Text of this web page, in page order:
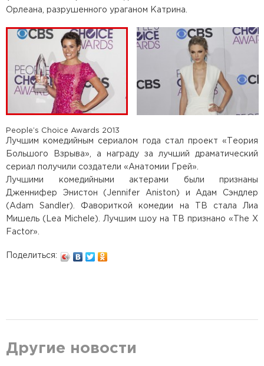
Орлеана, разрушенного ураганом Катрина.
People’s Choice Awards 2013
Лучшим комедийным сериалом года стал проект «Теория
Большого Взрыва», а награду за лучший драматический
сериал получили создатели «Анатомии Грей».
Лучшими комедийными актерами были признаны
Дженнифер Энистон (Jennifer Aniston) и Адам Сэндлер
(Adam Sandler). Фавориткой комедии на ТВ стала Лиа
Мишель (Lea Michele). Лучшим шоу на ТВ признано «The X
Factor».
Поделиться:
Другие новости